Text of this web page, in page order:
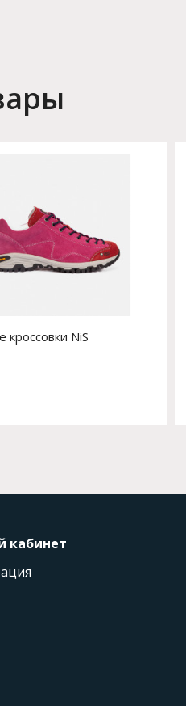
кроссовки NiS
кабинет